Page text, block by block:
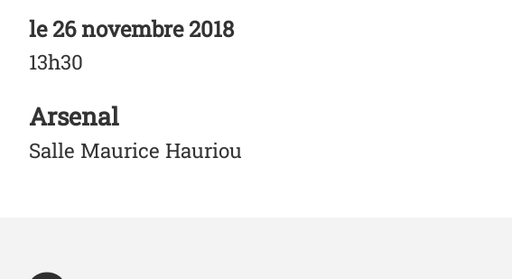
le26 novembre 2018
13h30
Arsenal
Salle Maurice Hauriou